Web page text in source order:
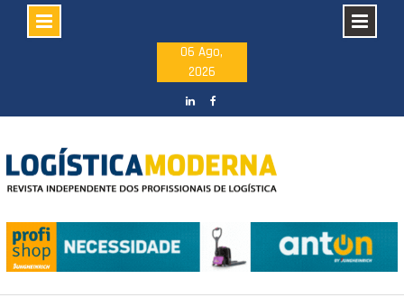
06 Ago,
2026